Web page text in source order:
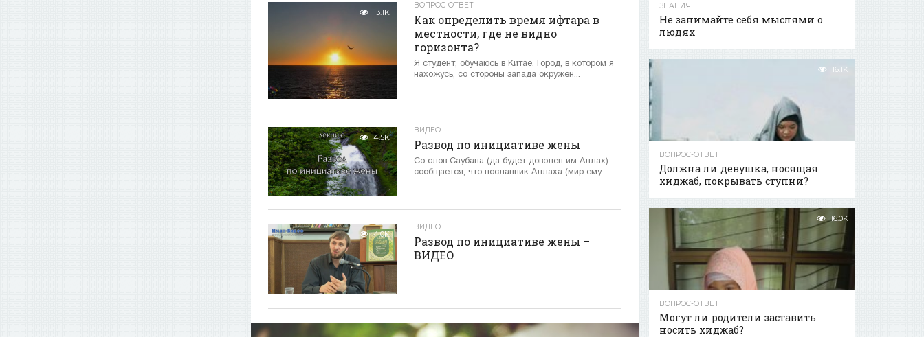
13.1K
ВОПРОС-ОТВЕТ
Как определить время ифтара в
местности, где не видно
горизонта?
Я студент, обучаюсь в Китае. Город, в котором я
нахожусь, со стороны запада окружен...
4.5K
ВИДЕО
Развод по инициативе жены
Со слов Саубана (да будет доволен им Аллах)
сообщается, что посланник Аллаха (мир ему...
4.0K
ВИДЕО
Развод по инициативе жены –
ВИДЕО
ЗНАНИЯ
Не занимайте себя мыслями о
людях
16.1K
ВОПРОС-ОТВЕТ
Должна ли девушка, носящая
хиджаб, покрывать ступни?
16.0K
ВОПРОС-ОТВЕТ
Могут ли родители заставить
носить хиджаб?